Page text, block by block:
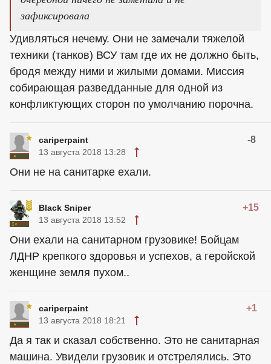
зафиксировала
Удивляться нечему. Они не замечали тяжелой
техники (танков) ВСУ там где их не должно быть,
бродя между ними и жилыми домами. Миссия
собирающая разведданные для одной из
конфликтующих сторон по умолчанию порочна.
cariperpaint -8
13 августа 2018 13:28
Они не на санитарке ехали.
Black Sniper +15
13 августа 2018 13:52
Они ехали на санитарном грузовике! Бойцам
ЛДНР крепкого здоровья и успехов, а геройской
женщине земля пухом..
cariperpaint +1
13 августа 2018 18:21
Да я так и сказал собственно. Это не санитарная
машина. Увидели грузовик и отстрелялись. Это